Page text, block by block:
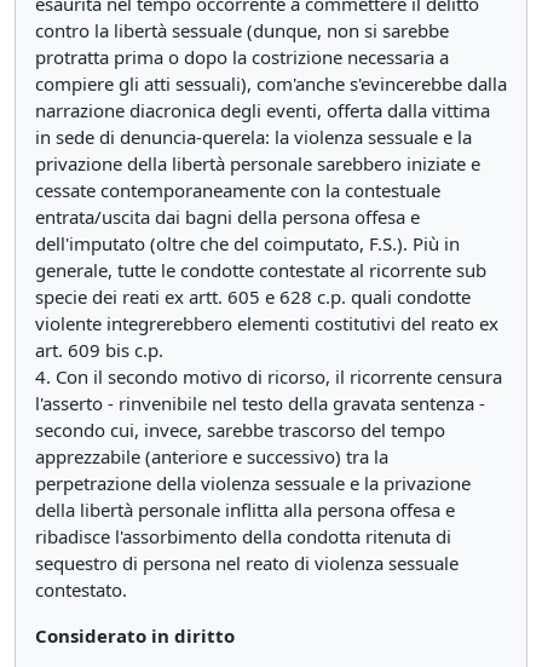
contro la libertà sessuale (dunque, non si sarebbe
protratta prima o dopo la costrizione necessaria a
compiere gli atti sessuali), com'anche s'evincerebbe dalla
narrazione diacronica degli eventi, offerta dalla vittima
in sede di denuncia-querela: la violenza sessuale e la
privazione della libertà personale sarebbero iniziate e
cessate contemporaneamente con la contestuale
entrata/uscita dai bagni della persona offesa e
dell'imputato (oltre che del coimputato, F.S.). Più in
generale, tutte le condotte contestate al ricorrente sub
specie dei reati ex artt. 605 e 628 c.p. quali condotte
violente integrerebbero elementi costitutivi del reato ex
art. 609 bis c.p.
4. Con il secondo motivo di ricorso, il ricorrente censura
l'asserto - rinvenibile nel testo della gravata sentenza -
secondo cui, invece, sarebbe trascorso del tempo
apprezzabile (anteriore e successivo) tra la
perpetrazione della violenza sessuale e la privazione
della libertà personale inflitta alla persona offesa e
ribadisce l'assorbimento della condotta ritenuta di
sequestro di persona nel reato di violenza sessuale
contestato.
Considerato in diritto